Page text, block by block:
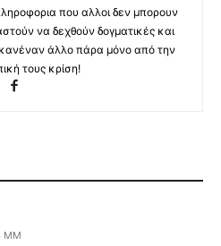
που αλλοι δεν μπορουν
να δεχθούν δογματικές και
άλλο πάρα μόνο από την
τους κρίση!
ΜΜ